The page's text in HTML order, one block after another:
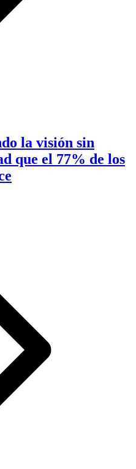
la visión sin
que el 77% de los